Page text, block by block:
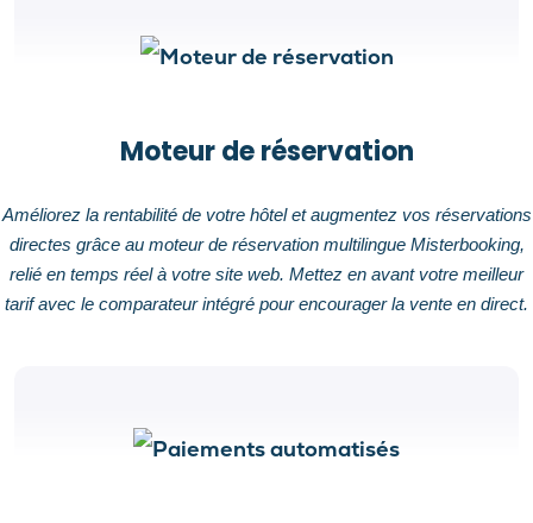
Moteur de réservation
Améliorez la rentabilité de votre hôtel et augmentez vos réservations
directes grâce au moteur de réservation multilingue Misterbooking,
relié en temps réel à votre site web. Mettez en avant votre meilleur
tarif avec le comparateur intégré pour encourager la vente en direct.